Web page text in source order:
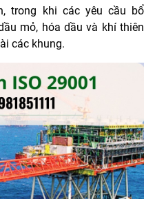
trong khi các yêu cầu bổ
mỏ, hóa dầu và khí thiên
các khung.